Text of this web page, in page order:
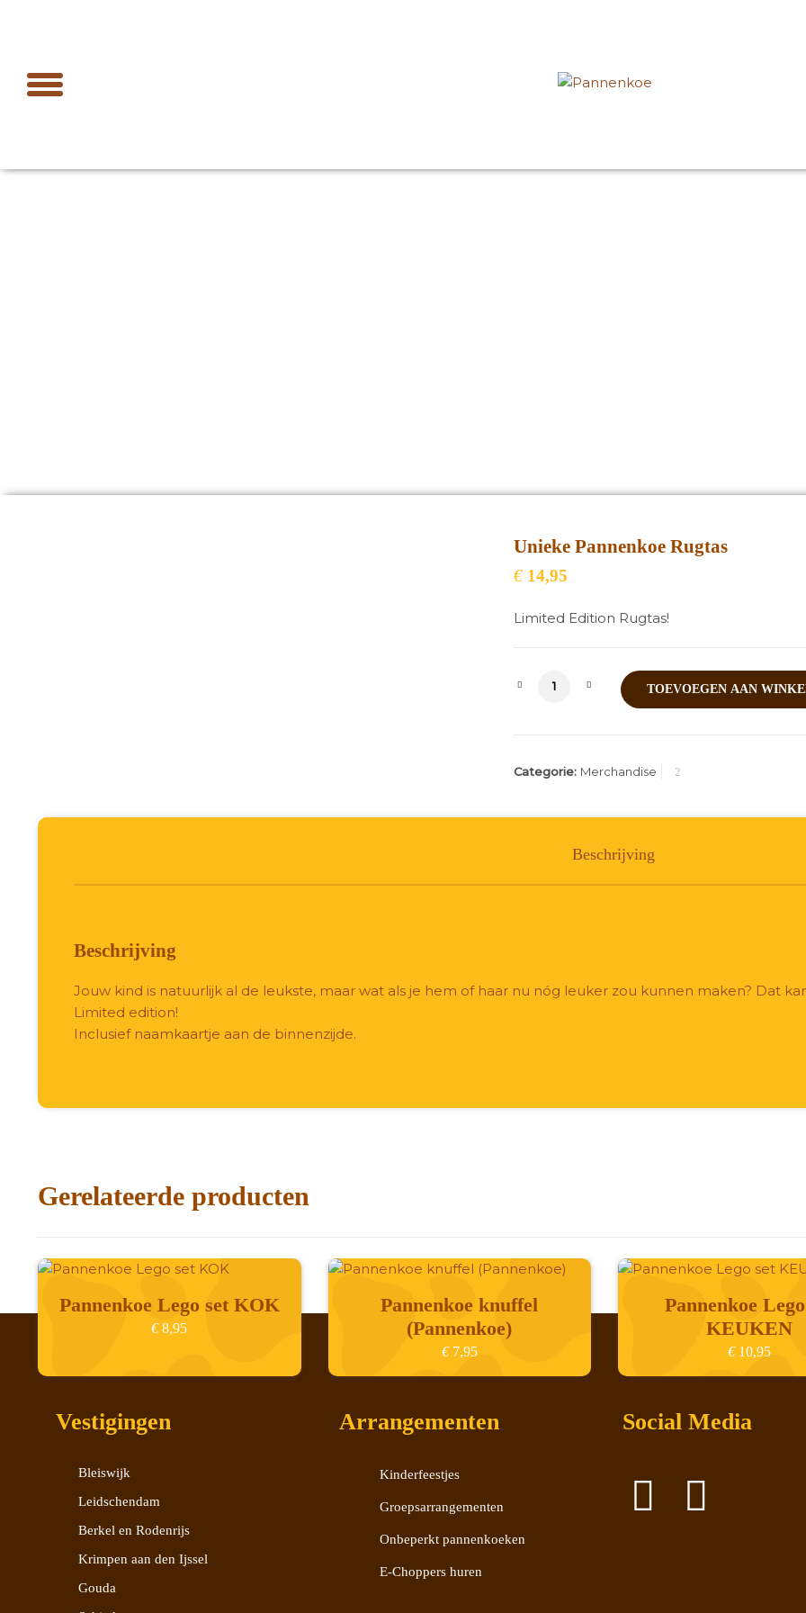
Unieke Pannenkoe Rugtas
€14,95
Limited Edition Rugtas!
Unieke Pannenkoe Rugtas aantal
TOEVOEGEN AAN
Categorie: Merchandise
Beschrijving
Beschrijving
Jouw kind is natuurlijk al de leukste, maar wat als je hem of haar nu nóg leuker zou kunnen maken? Dat
Limited edition!
Inclusief naamkaartje aan de binnenzijde.
Gerelateerde producten
Pannenkoe Lego set KOK
€8,95
Pannenkoe knuffel
(Pannenkoe)
€7,95
Pannenkoe
KEUKEN
€10,95
Vestigingen
Bleiswijk
Leidschendam
Berkel en Rodenrijs
Krimpen aan den Ijssel
Gouda
Arrangementen
Kinderfeestjes
Groepsarrangementen
Onbeperkt pannenkoeken
E-Choppers huren
Social Media